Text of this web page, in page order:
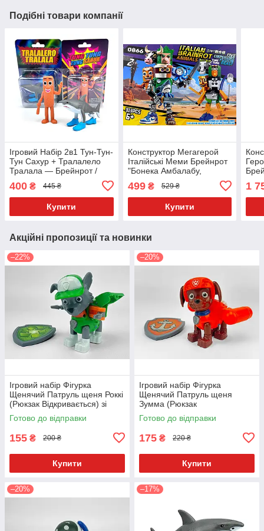
Подібні товари компанії
Ігровий Набір 2в1 Тун-Тун-
Тун Сахур + Тралалело
Тралала — Брейнрот /
Італійські Меми — Фігурки
11 см
400 ₴ 445 ₴
Купити
Конструктор Мегагерой
Італійські Меми Брейнрот
"Бонека Амбалабу,
Тралалело-Тралала, Тун
Тун Тун Сахур " та ін.
313дет. 0866-2
499₴ 529 ₴
Купити
1
Акційні пропозиції та новинки
–22%
Ігровий набір Фігурка
Щенячий Патруль щеня Роккі
(Рюкзак Відкривається) зі
значком Укр. 9958-4
Готово до відправки
155 ₴ 200 ₴
Купити
–20%
Ігровий набір Фігурка
Щенячий Патруль щеня
Зумма (Рюкзак
Відкривається) зі значком
Укр. 9958-1
Готово до відправки
175 ₴ 220 ₴
Купити
–20% –17%